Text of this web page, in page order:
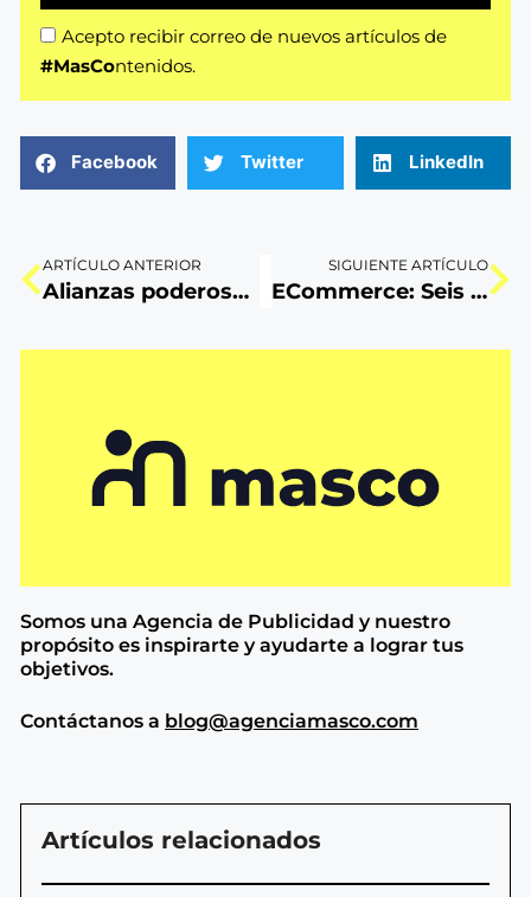
Acepto recibir correo de nuevos artículos de
#MasContenidos.
Facebook Twitter LinkedIn
ARTÍCULO ANTERIOR
Alianzas poderosas fidelizan a tus clientes
SIGUIENTE ARTÍCULO
ECommerce: Seis consejos de oro
Somos una Agencia de Publicidad y nuestro
propósito es inspirarte y ayudarte a lograr tus
objetivos.
Contáctanos a blog@agenciamasco.com
Artículos relacionados